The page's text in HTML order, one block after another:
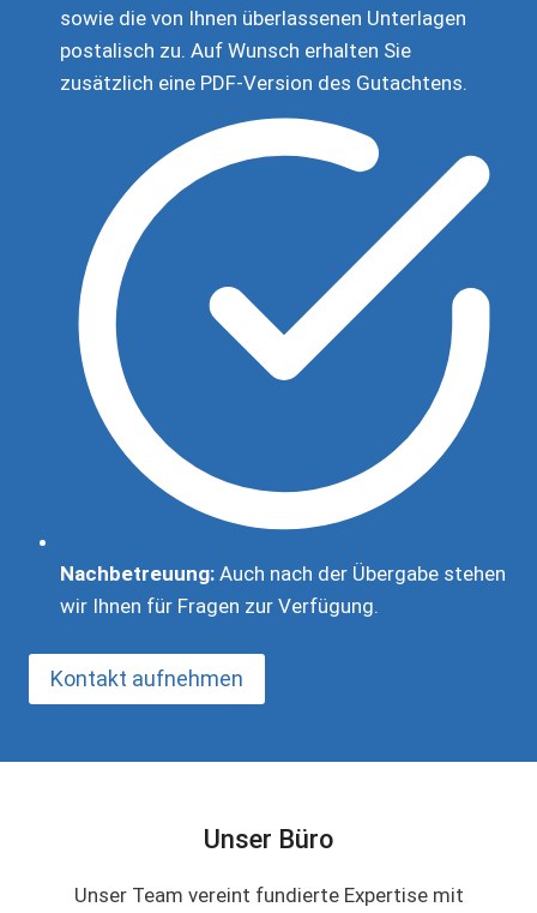
sowie die von Ihnen überlassenen Unterlagen
postalisch zu. Auf Wunsch erhalten Sie
zusätzlich eine PDF-Version des Gutachtens.
Nachbetreuung:Auch nach der Übergabe stehen
wir Ihnen für Fragen zur Verfügung.
Kontakt aufnehmen
Unser Büro
Unser Team vereint fundierte Expertise mit